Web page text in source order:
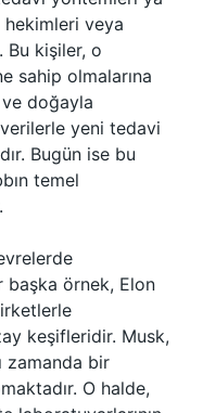
veya
Bu kişiler, o
sahip olmalarına
doğayla
yeni tedavi
Bugün ise bu
temel
örnek, Elon
keşifleridir. Musk,
zamanda bir
O halde,